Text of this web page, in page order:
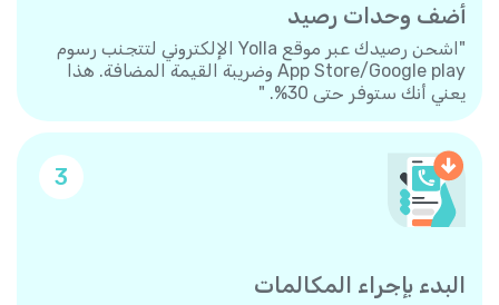
أضف وحدات رصيد
"اشحن رصيدك عبر موقع Yolla الإلكتروني لتتجنب رسوم
App Store/Google play وضريبة القيمة المضافة. هذا
يعني أنك ستوفر حتى 30%. "
3
البدء بإجراء المكالمات